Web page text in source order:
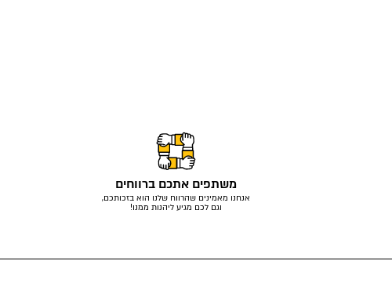
משתפים אתכם ברווחים
אנחנו מאמינים שהרווח שלנו הוא בזכותכם,
וגם לכם מגיע ליהנות ממנו!